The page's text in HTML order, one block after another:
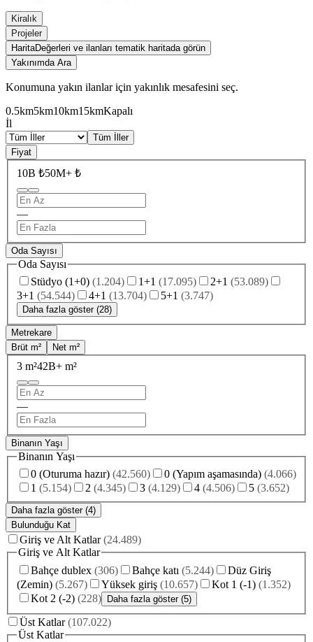
Kiralık
Projeler
HaritaDeğerleri ve ilanları tematik haritada görün
Yakınımda Ara
Konumuna yakın ilanlar için yakınlık mesafesini seç.
0.5km5km10km15kmKapalı
İl
Tüm İller
Fiyat
10B ₺50M+ ₺
—
Oda Sayısı
Oda Sayısı
Stüdyo (1+0) (1.204) 1+1 (17.095) 2+1 (53.089)
3+1 (54.544) 4+1 (13.704) 5+1 (3.747)
Daha fazla göster (28)
Metrekare
Brüt m²
Net m²
3 m²42B+ m²
—
Binanın Yaşı
Binanın Yaşı
0 (Oturuma hazır) (42.560) 0 (Yapım aşamasında) (4.066)
1 (5.154) 2 (4.345) 3 (4.129) 4 (4.506) 5 (3.652)
Daha fazla göster (4)
Bulunduğu Kat
Giriş ve Alt Katlar (24.489)
Giriş ve Alt Katlar
Bahçe dublex (306) Bahçe katı (5.244)
Düz Giriş
(Zemin) (5.267) Yüksek giriş (10.657) Kot 1 (-1) (1.352)
Kot 2 (-2) (228) Daha fazla göster (5)
Üst Katlar (107.022)
Üst Katlar